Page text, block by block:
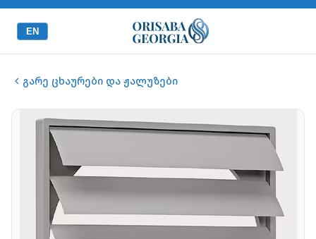
EN
გარე ცხაურები და ჟალუზები